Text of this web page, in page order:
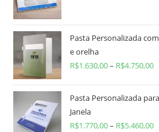
Pasta Personalizada
e orelha
R$1.630,00– R$4.750,00
Pasta Personalizada
Janela
R$1.770,00– R$5.460,00